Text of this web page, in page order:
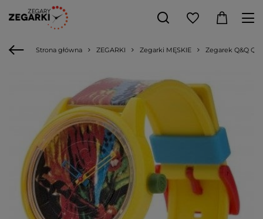
Strona główna ZEGARKI Zegarki MĘSKIE Zegarek Q&Q QS